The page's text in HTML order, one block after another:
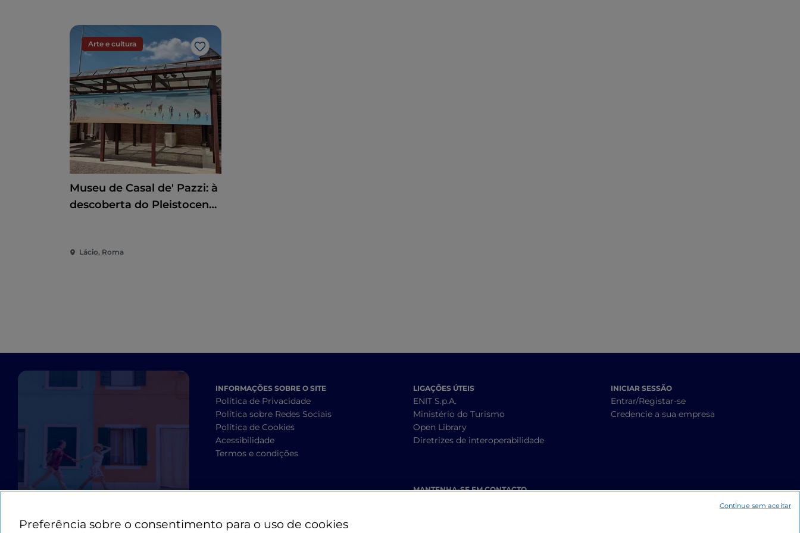
Arte e cultura
Gosto
Museu de Casal de' Pazzi: à
descoberta do Pleistoceno
Lácio, Roma
INFORMAÇÕES SOBRE O SITE
Política de Privacidade
Política sobre Redes Sociais
Política de Cookies
Acessibilidade
Termos e condições
LIGAÇÕES ÚTEIS
ENIT S.p.A.
Ministério do Turismo
Open Library
Diretrizes de interoperabilidade
MANTENHA-SE EM CONTACTO
INICIAR SESSÃO
Entrar/Registar-se
Credencie a sua empresa
Preferência sobre o consentimento para o uso de cookies
Continue sem aceitar